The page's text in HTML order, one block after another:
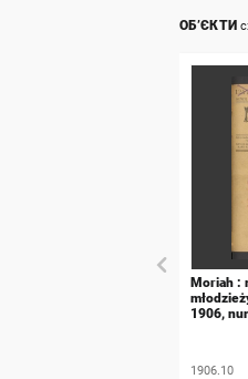
ОБ’ЄКТИ
Moriah :
1906,
1906.10